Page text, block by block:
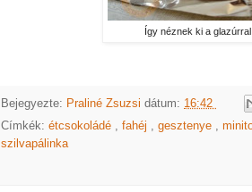
Így néznek ki a
Bejegyezte: Praliné Zsuzsi dátum: 16:42
Címkék: étcsokoládé , fahéj , gesztenye ,
szilvapálinka